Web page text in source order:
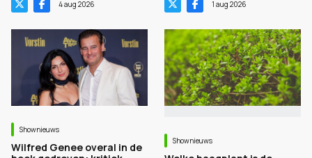
4 aug 2026 1 aug 2026
Shownieuws
Wilfred Genee overal in de
Shownieuws